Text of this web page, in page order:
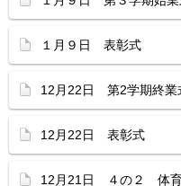
１月９日 表彰式
12月22日 第2学期終業
12月22日 表彰式
12月21日 ４の２ 体